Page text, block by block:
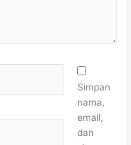
Simpan
nama,
email,
dan